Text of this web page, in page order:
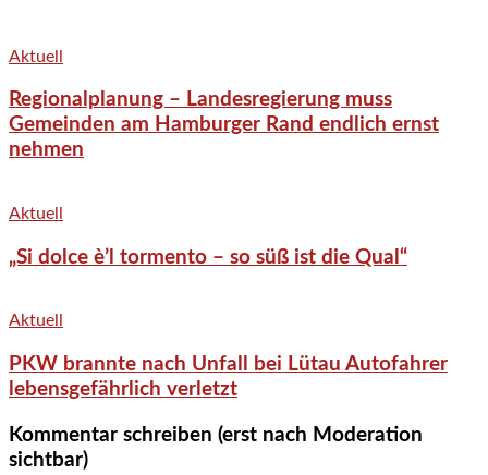
Aktuell
Regionalplanung – Landesregierung muss
Gemeinden am Hamburger Rand endlich ernst
nehmen
Aktuell
„Si dolce è’l tormento – so süß ist die Qual“
Aktuell
PKW brannte nach Unfall bei Lütau Autofahrer
lebensgefährlich verletzt
Kommentar schreiben (erst nach Moderation
sichtbar)